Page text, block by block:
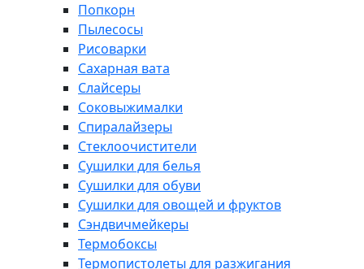
Попкорн
Пылесосы
Рисоварки
Сахарная вата
Слайсеры
Соковыжималки
Спиралайзеры
Стеклоочистители
Сушилки для белья
Сушилки для обуви
Сушилки для овощей и фруктов
Сэндвичмейкеры
Термобоксы
Термопистолеты для разжигания